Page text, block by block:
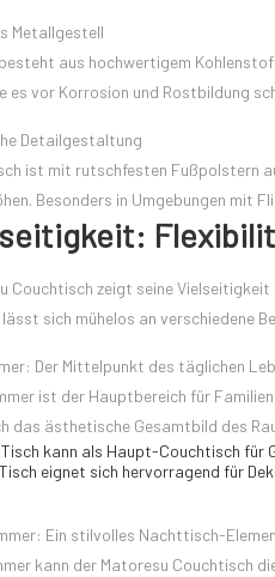
Metallgestell
aus hochwertigem
es vor Korrosion und Rostbildung
Detailgestaltung
ist mit rutschfesten Fußpolstern
Besonders in Umgebungen mit
Couchtisch zeigt seine Vielseitigkeit
sich mühelos an verschiedene
Der Mittelpunkt des täglichen
ist der Hauptbereich für
das ästhetische Gesamtbild des
kann als Haupt-Couchtisch für
eignet sich hervorragend für
Ein stilvolles Nachttisch-
kann der Matoresu Couchtisch